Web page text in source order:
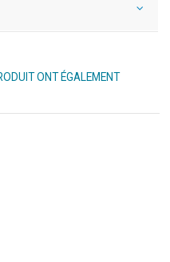
ONT ÉGALEMENT